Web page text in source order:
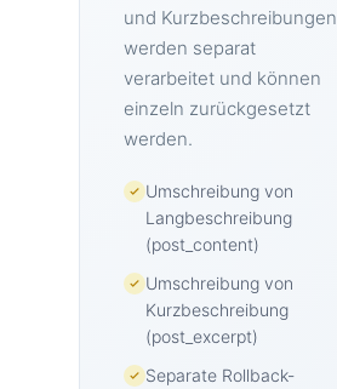
und Kurzbeschreibungen
werden separat
verarbeitet und können
einzeln zurückgesetzt
werden.
Umschreibung von
Langbeschreibung
(post_content)
Umschreibung von
Kurzbeschreibung
(post_excerpt)
Separate Rollback-